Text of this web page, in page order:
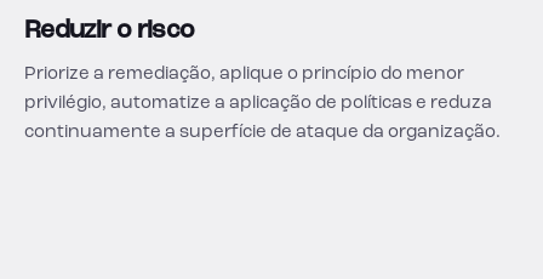
Reduzir o risco
Priorize a remediação, aplique o princípio do menor
privilégio, automatize a aplicação de políticas e reduza
continuamente a superfície de ataque da organização.